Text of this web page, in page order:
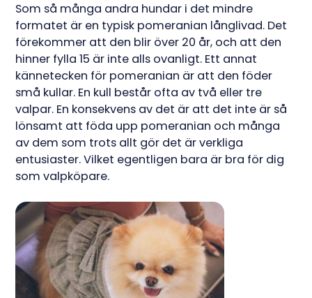
Som så många andra hundar i det mindre
formatet är en typisk pomeranian långlivad. Det
förekommer att den blir över 20 år, och att den
hinner fylla 15 är inte alls ovanligt. Ett annat
kännetecken för pomeranian är att den föder
små kullar. En kull består ofta av två eller tre
valpar. En konsekvens av det är att det inte är så
lönsamt att föda upp pomeranian och många
av dem som trots allt gör det är verkliga
entusiaster. Vilket egentligen bara är bra för dig
som valpköpare.